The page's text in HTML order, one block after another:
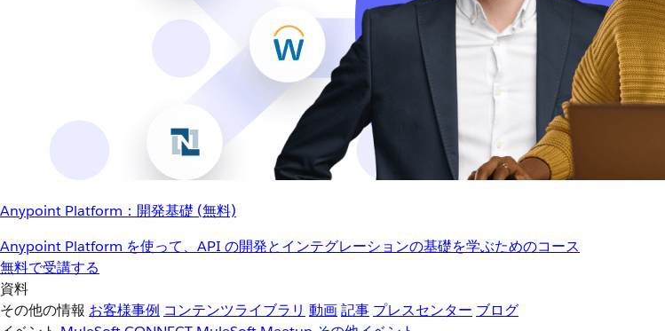
Anypoint Platform：開発基礎 (無料)
Anypoint Platform を使って、API の開発とインテグレーションの基礎を学ぶためのコース
無料で受講する
資料
その他の情報 お客様事例 コンテンツライブラリ 動画記事 プレスセンター ブログ